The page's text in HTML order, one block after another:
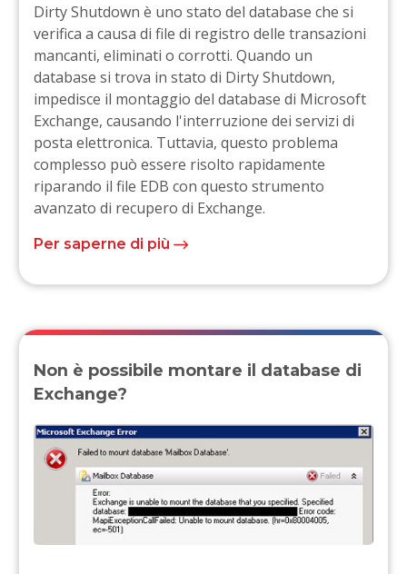
Dirty Shutdown è uno stato del database che si
verifica a causa di file di registro delle transazioni
mancanti, eliminati o corrotti. Quando un
database si trova in stato di Dirty Shutdown,
impedisce il montaggio del database di Microsoft
Exchange, causando l'interruzione dei servizi di
posta elettronica. Tuttavia, questo problema
complesso può essere risolto rapidamente
riparando il file EDB con questo strumento
avanzato di recupero di Exchange.
Per saperne di più
Non è possibile montare il database di
Exchange?